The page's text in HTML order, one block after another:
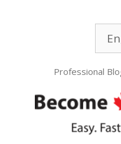
une
Professional